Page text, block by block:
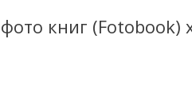
книг